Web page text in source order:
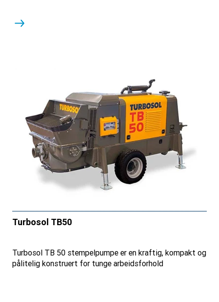
Turbosol TB50
Turbosol TB 50 stempelpumpe er en kraftig, kompakt og
pålitelig konstruert for tunge arbeidsforhold